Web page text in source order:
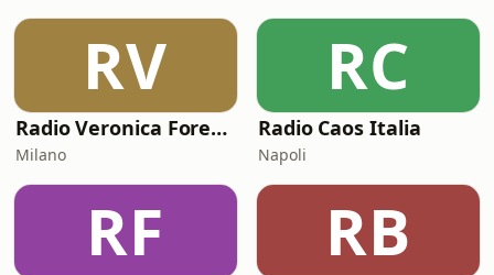
RV
Radio Veronica Forever
Milano
RC
Radio Caos Italia
Napoli
RF RB